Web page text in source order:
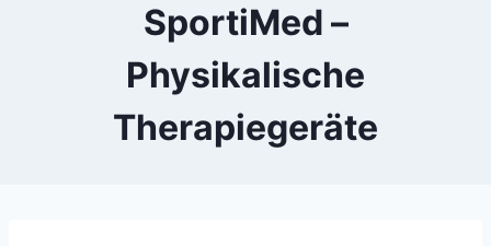
SportiMed –
Physikalische
Therapiegeräte